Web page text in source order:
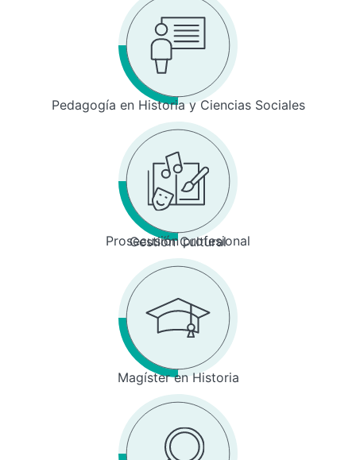
Pedagogía en Historia y Ciencias Sociales
Prosecusión profesional
Gestión Cultural
Magíster en Historia